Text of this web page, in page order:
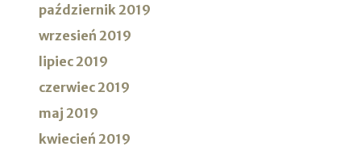
październik 2019
wrzesień 2019
lipiec 2019
czerwiec 2019
maj 2019
kwiecień 2019